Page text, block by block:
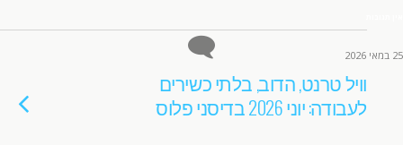
25 במאי 2026
וויל טרנט, הדוב, בלתי כשירים
לעבודה: יוני 2026 בדיסני פלוס